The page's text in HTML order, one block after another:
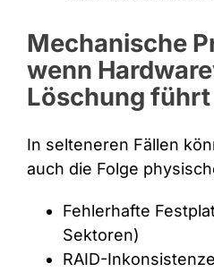
Mechanische
wenn
Löschung führt
In selteneren Fällen
auch die Folge
Fehlerhafte
Sektoren)
RAID-